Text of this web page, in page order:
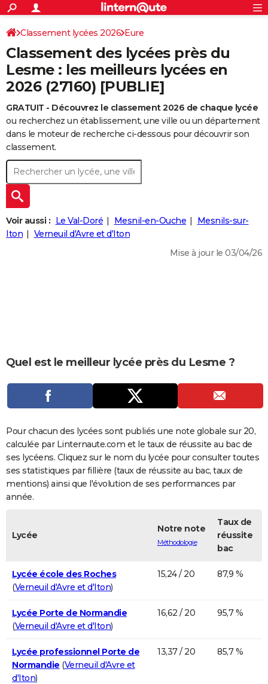
ACTUALITÉS
Politique
Société
Faits Divers
Education
Monde
Villes
+
SPORT
Coupe du monde 2026
Football
Tennis
Cyclisme
Rugby
Forum
Programme TV
TNT
Streaming
Cinéma
Sorties cinéma
Musique
+
FINANCE
Retraite
Impôts
Epargne
Immobilier
Risques naturels par ville
Banque
Assurance
Crédit
AUTO
Essais
Réserver un essai
Citadines
Berlines
SUV
Forum auto
+
HIGH-TECH
BRICOLAGE
Forum
Aménagement intérieur
Extérieur
Cuisine
Salle de bains
Jardinage
Rangement
+WEEK-END
Guides de France
Escapades
Patrimoine
Expositions
Musées
Week-end nature
+
LIFESTYLE
Art de vivre
Bien-être
Loisirs
Mode
Modes de vie
+SANTE
Dictionnaire
Biographies
Expressions
Proverbes
PROGRAMME TV
COPAINS D'AVANT
S'inscrire
Se connecter
Lycées
Collèges
Primaires
Universités
Entreprises
Service militaire
Avis de recherche
AVIS DE DÉCÈS
FORUM
Bricolage
Lifestyle
Culture
Sport
Auto
Television
Voyage
Cinema
S'inscrire
Connexion
Classement lycées 2026 Eure
Classement des lycées près du
Lesme : les meilleurs lycées en
2026 (27160) [PUBLIE]
GRATUIT - Découvrez le classement 2026 de chaque lycée
ou recherchez un établissement, une ville ou un département
dans le moteur de recherche ci-dessous pour découvrir son
classement.
Voir aussi : Le Val-Doré Mesnil-en-Ouche
Mesnils-sur-
Iton
Verneuil d'Avre et d'Iton
Mise à jour le 03/04/26
Quel est le meilleur lycée près du Lesme ?
Pour chacun des lycées sont publiés une note globale sur 20,
calculée par Linternaute.com et le taux de réussite au bac de
ses lycéens. Cliquez sur le nom du lycée pour consulter toutes
ses statistiques par fillière (taux de réussite au bac, taux de
mentions) ainsi que l'évolution de ses performances par
année.
Lycée
Notre note
Méthodologie
Taux de
réussite
bac
Lycée école des Roches
(Verneuil d'Avre et d'Iton)
15,24 / 20 87,9 %
Lycée Porte de Normandie
(Verneuil d'Avre et d'Iton)
16,62 / 20 95,7 %
Lycée professionnel Porte de
Normandie (Verneuil d'Avre et
d'Iton)
13,37 / 20 85,7 %